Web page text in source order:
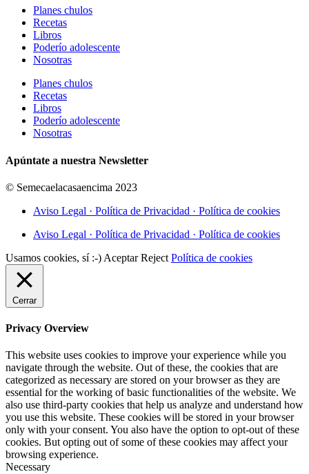
Planes chulos
Recetas
Libros
Poderío adolescente
Nosotras
Planes chulos
Recetas
Libros
Poderío adolescente
Nosotras
Apúntate a nuestra Newsletter
© Semecaelacasaencima 2023
Aviso Legal · Política de Privacidad · Política de cookies
Aviso Legal · Política de Privacidad · Política de cookies
Usamos cookies, sí :-) Aceptar Reject Política de cookies
Cerrar
Privacy Overview
This website uses cookies to improve your experience while you
navigate through the website. Out of these, the cookies that are
categorized as necessary are stored on your browser as they are
essential for the working of basic functionalities of the website. We
also use third-party cookies that help us analyze and understand how
you use this website. These cookies will be stored in your browser
only with your consent. You also have the option to opt-out of these
cookies. But opting out of some of these cookies may affect your
browsing experience.
Necessary